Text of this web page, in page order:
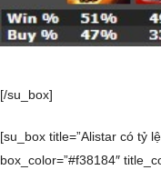
[/su_box]
[su_box title=”Alistar có tỷ
box_color=”#f38184″